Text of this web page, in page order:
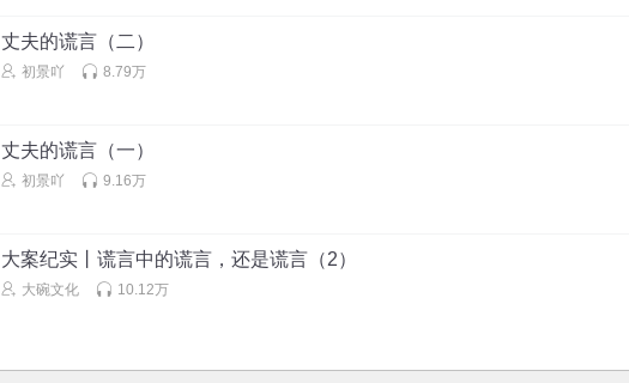
丈夫的谎言（二）
初景吖 8.79万
丈夫的谎言（一）
初景吖 9.16万
大案纪实丨谎言中的谎言，还是谎言（2）
大碗文化 10.12万